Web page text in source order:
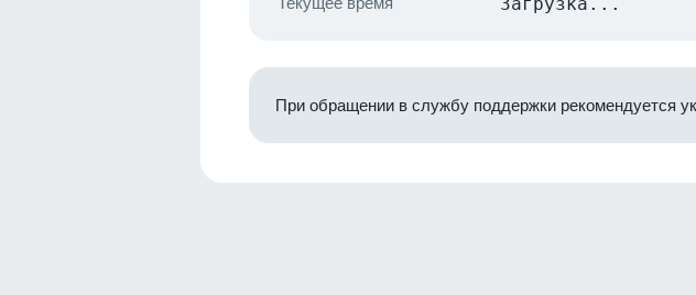
При обращении в службу поддержки рекомендуется